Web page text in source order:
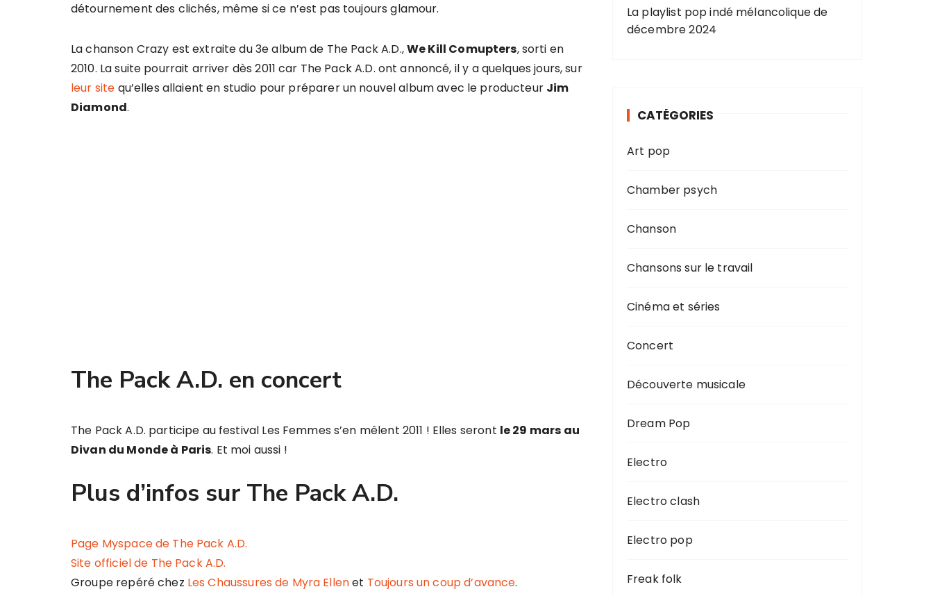
détournement des clichés, même si ce n’est pas toujours glamour.
La chanson Crazy est extraite du 3e album de The Pack A.D.,We Kill Comupters, sorti en
2010. La suite pourrait arriver dès 2011 car The Pack A.D. ont annoncé, il y a quelques jours, sur
leur site qu’elles allaient en studio pour préparer un nouvel album avec le producteur Jim
Diamond.
The Pack A.D. en concert
The Pack A.D. participe au festival Les Femmes s’en mêlent 2011 ! Elles seront le 29 mars au
Divan du Monde à Paris. Et moi aussi !
Plus d’infos sur The Pack A.D.
Page Myspace de The Pack A.D.
Site officiel de The Pack A.D.
Groupe repéré chez Les Chaussures de Myra Ellenet Toujours un coup d’avance.
La playlist pop indé mélancolique de
décembre 2024
CATÉGORIES
Art pop
Chamber psych
Chanson
Chansons sur le travail
Cinéma et séries
Concert
Découverte musicale
Dream Pop
Electro
Electro clash
Electro pop
Freak folk